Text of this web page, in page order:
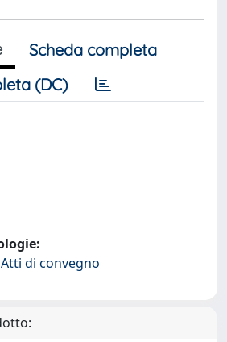
Scheda completa
(DC)
di convegno